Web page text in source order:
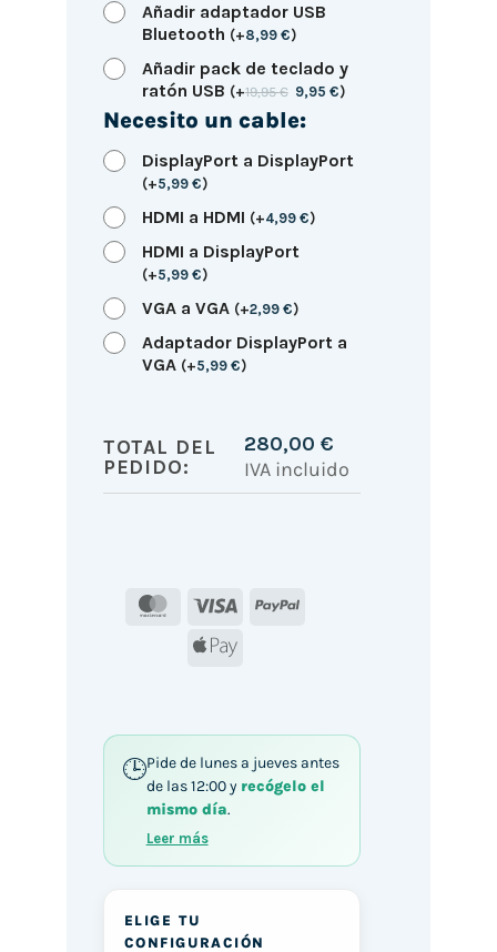
Añadir adaptador USB
Bluetooth (+8,99 €)
Añadir pack de teclado y
ratón USB (+19,95€ 9,95€)
Necesito un cable:
DisplayPort a DisplayPort
(+5,99 €)
HDMI a HDMI (+4,99 €)
HDMI a DisplayPort
(+5,99 €)
VGA a VGA (+2,99 €)
Adaptador DisplayPort a
VGA (+5,99 €)
TOTAL DEL
PEDIDO:
280,00 €
IVA incluido
MasterCard
Visa
PayPal
Apple
Pide de lunes a jueves antes
de las 12:00 y recógelo el
mismo día.
Leer más
ELIGE TU
CONFIGURACIÓN